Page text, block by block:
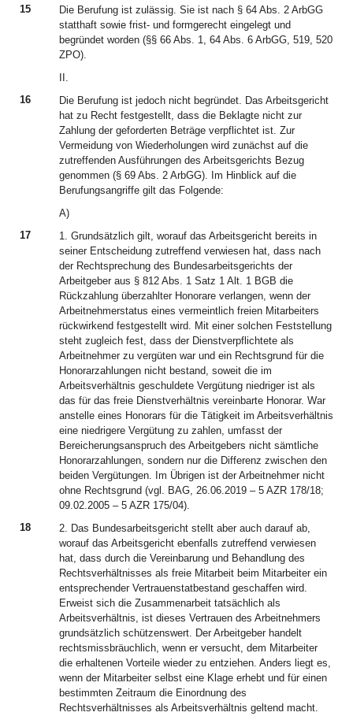
15
Die Berufung ist zulässig. Sie ist nach § 64 Abs. 2 ArbGG
statthaft sowie frist- und formgerecht eingelegt und
begründet worden (§§ 66 Abs. 1, 64 Abs. 6 ArbGG, 519, 520
ZPO).
II.
16
Die Berufung ist jedoch nicht begründet. Das Arbeitsgericht
hat zu Recht festgestellt, dass die Beklagte nicht zur
Zahlung der geforderten Beträge verpflichtet ist. Zur
Vermeidung von Wiederholungen wird zunächst auf die
zutreffenden Ausführungen des Arbeitsgerichts Bezug
genommen (§ 69 Abs. 2 ArbGG). Im Hinblick auf die
Berufungsangriffe gilt das Folgende:
A)
17
1. Grundsätzlich gilt, worauf das Arbeitsgericht bereits in
seiner Entscheidung zutreffend verwiesen hat, dass nach
der Rechtsprechung des Bundesarbeitsgerichts der
Arbeitgeber aus § 812 Abs. 1 Satz 1 Alt. 1 BGB die
Rückzahlung überzahlter Honorare verlangen, wenn der
Arbeitnehmerstatus eines vermeintlich freien Mitarbeiters
rückwirkend festgestellt wird. Mit einer solchen Feststellung
steht zugleich fest, dass der Dienstverpflichtete als
Arbeitnehmer zu vergüten war und ein Rechtsgrund für die
Honorarzahlungen nicht bestand, soweit die im
Arbeitsverhältnis geschuldete Vergütung niedriger ist als
das für das freie Dienstverhältnis vereinbarte Honorar. War
anstelle eines Honorars für die Tätigkeit im Arbeitsverhältnis
eine niedrigere Vergütung zu zahlen, umfasst der
Bereicherungsanspruch des Arbeitgebers nicht sämtliche
Honorarzahlungen, sondern nur die Differenz zwischen den
beiden Vergütungen. Im Übrigen ist der Arbeitnehmer nicht
ohne Rechtsgrund (vgl. BAG, 26.06.2019 – 5 AZR 178/18;
09.02.2005 – 5 AZR 175/04).
18
2. Das Bundesarbeitsgericht stellt aber auch darauf ab,
worauf das Arbeitsgericht ebenfalls zutreffend verwiesen
hat, dass durch die Vereinbarung und Behandlung des
Rechtsverhältnisses als freie Mitarbeit beim Mitarbeiter ein
entsprechender Vertrauenstatbestand geschaffen wird.
Erweist sich die Zusammenarbeit tatsächlich als
Arbeitsverhältnis, ist dieses Vertrauen des Arbeitnehmers
grundsätzlich schützenswert. Der Arbeitgeber handelt
rechtsmissbräuchlich, wenn er versucht, dem Mitarbeiter
die erhaltenen Vorteile wieder zu entziehen. Anders liegt es,
wenn der Mitarbeiter selbst eine Klage erhebt und für einen
bestimmten Zeitraum die Einordnung des
Rechtsverhältnisses als Arbeitsverhältnis geltend macht.